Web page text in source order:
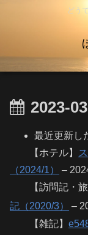
どう
2023-03
最近更新し
【ホテル】
（2024/1）
–
【訪問記・
記（2020/3）
–
【雑記】